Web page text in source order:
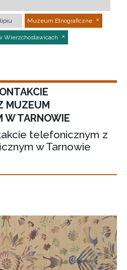
Muzeum Etnograficzne
MUZEUM
W TARNOWIE
telefonicznym z
w Tarnowie